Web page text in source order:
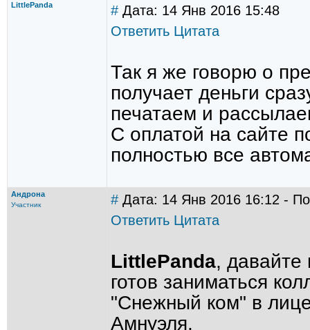
LittlePanda # Дата: 14 Янв 2016 15:48
Ответить Цитата
Так я же говорю о
получает деньги
печатаем и
С оплатой на сайте
полностью все
Андрона
Участник # Дата: 14 Янв 2016 16:12 -
Ответить Цитата
LittlePanda, давайте
готов заниматься
"Снежный ком" в
Амнуэля.